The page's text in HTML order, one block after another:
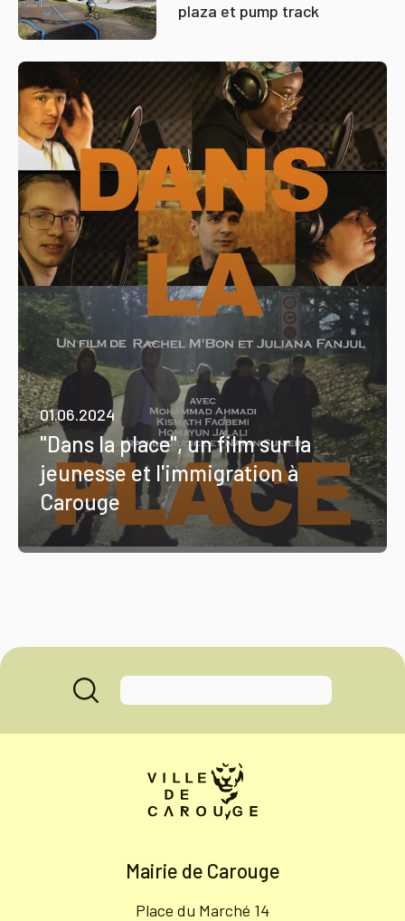
plaza et pump track
01.06.2024
"Dans la place", un film sur la
jeunesse et l'immigration à
Carouge
Mairie de Carouge
Place du Marché 14